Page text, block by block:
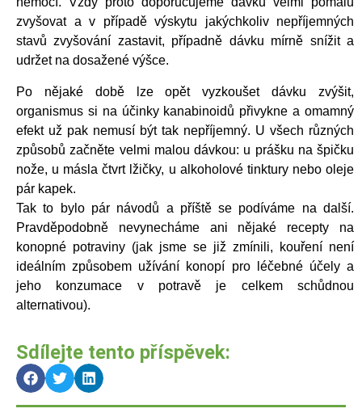
zvyšovat a v případě výskytu jakýchkoliv nepříjemných
stavů zvyšování zastavit, případně dávku mírně snížit a
udržet na dosažené výšce.
Po nějaké době lze opět vyzkoušet dávku zvýšit,
organismus si na účinky kanabinoidů přivykne a omamný
efekt už pak nemusí být tak nepříjemný. U všech různých
způsobů začněte velmi malou dávkou: u prášku na špičku
nože, u másla čtvrt lžičky, u alkoholové tinktury nebo oleje
pár kapek.
Tak to bylo pár návodů a příště se podíváme na další.
Pravděpodobně nevynecháme ani nějaké recepty na
konopné potraviny (jak jsme se již zmínili, kouření není
ideálním způsobem užívání konopí pro léčebné účely a
jeho konzumace v potravě je celkem schůdnou
alternativou).
Sdílejte tento příspěvek: